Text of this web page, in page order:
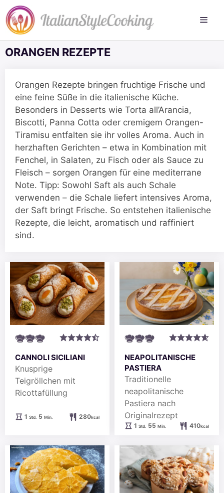
Zum
Inhalt
springen
ORANGEN REZEPTE
Orangen Rezepte bringen fruchtige Frische und
eine feine Süße in die italienische Küche.
Besonders in Desserts wie Torta all’Arancia,
Biscotti, Panna Cotta oder cremigem Orangen-
Tiramisu entfalten sie ihr volles Aroma. Auch in
herzhaften Gerichten – etwa in Kombination mit
Fenchel, in Salaten, zu Fisch oder als Sauce zu
Fleisch – sorgen Orangen für eine mediterrane
Note. Tipp: Sowohl Saft als auch Schale
verwenden – die Schale liefert intensives Aroma,
der Saft bringt Frische. So entstehen italienische
Rezepte, die leicht, aromatisch und raffiniert
sind.
CANNOLI SICILIANI
Knusprige
Teigröllchen mit
Ricottafüllung
1Stunde
Std. 5Minuten
Min. 280kcal
NEAPOLITANISCHE
PASTIERA
Traditionelle
neapolitanische
Pastiera nach
Originalrezept
1Stunde
Std. 55Minuten
Min. 410kcal